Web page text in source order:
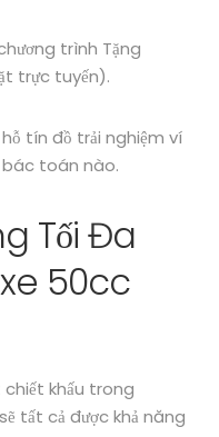
trình Tặng
trực tuyến).
tín đồ trải nghiệm ví
toán nào.
Tối Đa
50cc
khấu trong
tất cả được khả năng